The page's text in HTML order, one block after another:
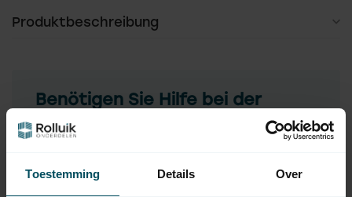
Toestemming Details Over
Produktbeschreibung
Benötigen Sie Hilfe bei der
Auswahl?
Kontaktieren Sie einen unserer Mitarbeiter
Fragen Sie uns